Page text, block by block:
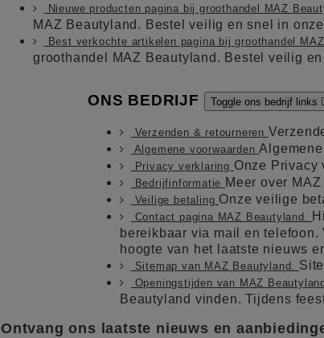
Nieuwe producten pagina bij groothandel MAZ
MAZ Beautyland. Bestel veilig en snel in
Best verkochte artikelen pagina bij groothandel
groothandel MAZ Beautyland. Bestel veilig
ONS BEDRIJF Toggle ons bedrijf links
Verzenden & retourneren
Algemene voorwaarden
Privacy verklaring Onze Privacy
Bedrijfinformatie Meer over
Veilige betaling Onze veilige
Contact pagina MAZ Beautyland.
bereikbaar via mail en
hoogte van het laatste nieuws
Sitemap van MAZ Beautyland.
Openingstijden van MAZ
Beautyland vinden. Tijdens
Ontvang ons laatste nieuws en